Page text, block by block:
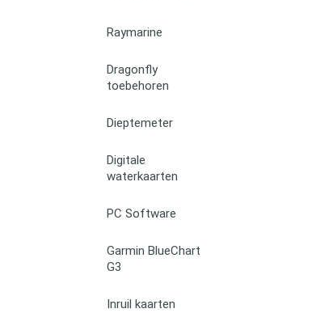
Raymarine
Dragonfly
toebehoren
Dieptemeter
Digitale
waterkaarten
PC Software
Garmin BlueChart
G3
Inruil kaarten